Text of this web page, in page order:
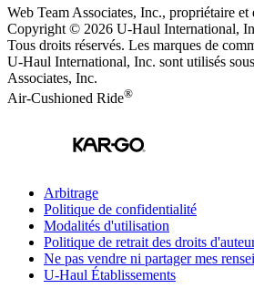
Web Team Associates, Inc., propriétaire
Copyright © 2026 U-Haul International,
Tous droits réservés. Les marques de
U-Haul International, Inc. sont utilisés
Associates, Inc.
Air-Cushioned Ride®
Arbitrage
Politique de confidentialité
Modalités d'utilisation
Politique de retrait des droits
Ne pas vendre ni partager mes
U-Haul Établissements